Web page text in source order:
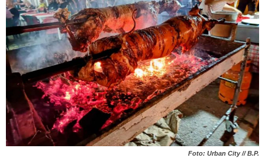
Foto: Urban City // B.P.